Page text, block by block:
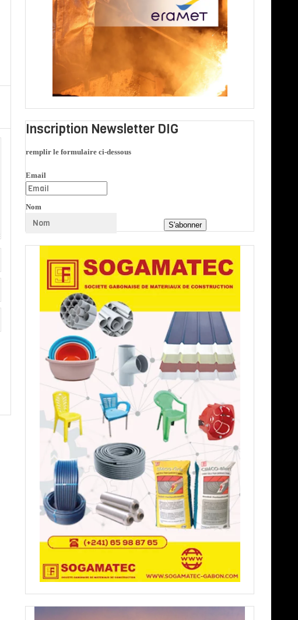
Inscription Newsletter DIG
remplir le formulaire ci-dessous
Email
Nom
S'abonner